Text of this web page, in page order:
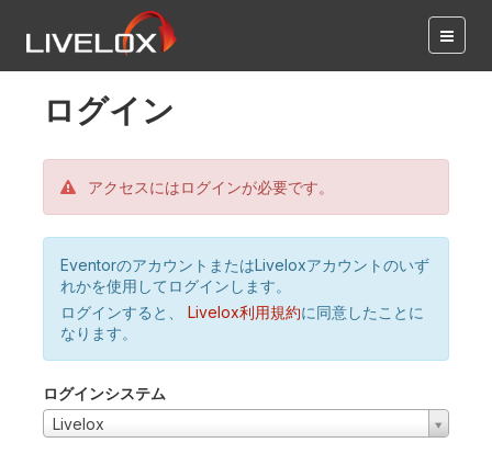
ログイン
アクセスにはログインが必要です。
EventorのアカウントまたはLiveloxアカウントのいず
れかを使用してログインします。
ログインすると、
Livelox利用規約に同意したことに
なります。
ログインシステム
Livelox